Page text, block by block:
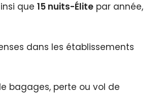
que 15 nuits-Élite par année,
dans les établissements
bagages, perte ou vol de